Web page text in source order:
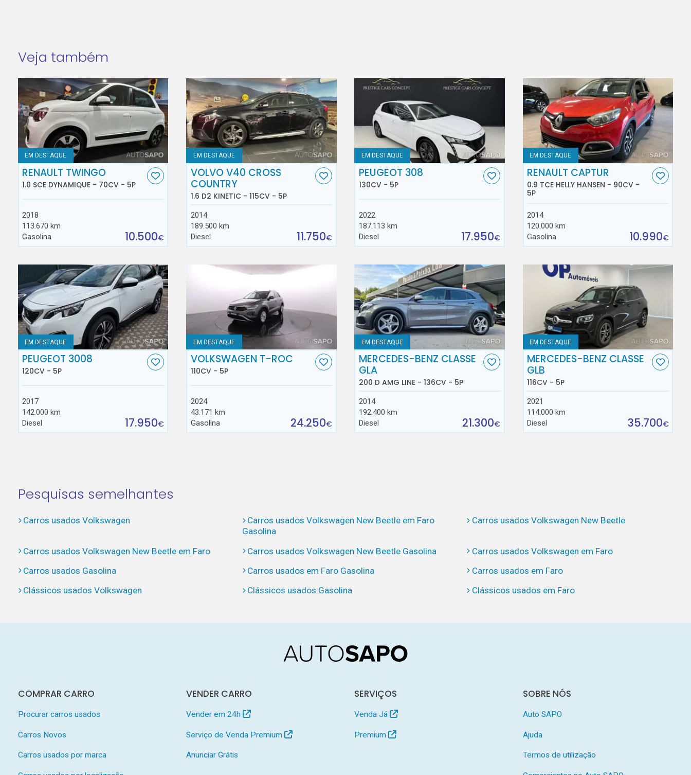
Veja também
EM DESTAQUE
RENAULT TWINGO
1.0 SCE DYNAMIQUE - 70CV - 5P
2018
113.670 km
Gasolina
10.500€
EM DESTAQUE
VOLVO V40 CROSS
COUNTRY
1.6 D2 KINETIC - 115CV - 5P
2014
189.500 km
Diesel
11.750€
EM DESTAQUE
PEUGEOT 308
130CV - 5P
2022
187.113 km
Diesel
17.950€
EM DESTAQUE
RENAULT CAPTUR
0.9 TCE HELLY HANSEN - 90CV -
5P
2014
120.000 km
Gasolina
10.990€
EM DESTAQUE
PEUGEOT 3008
120CV - 5P
2017
142.000 km
Diesel
17.950€
EM DESTAQUE
VOLKSWAGEN T-ROC
110CV - 5P
2024
43.171 km
Gasolina
24.250€
EM DESTAQUE
MERCEDES-BENZ CLASSE
GLA
200 D AMG LINE - 136CV - 5P
2014
192.400 km
Diesel
21.300€
EM DESTAQUE
MERCEDES-BENZ CLASSE
GLB
116CV - 5P
2021
114.000 km
Diesel
35.700€
Pesquisas semelhantes
Carros usados Volkswagen
Carros usados Volkswagen New Beetle em Faro
Gasolina
Carros usados Volkswagen New Beetle
Carros usados Volkswagen New Beetle em Faro Carros usados Volkswagen New Beetle Gasolina
Carros usados Volkswagen em Faro
Carros usados Gasolina
Carros usados em Faro Gasolina
Carros usados em Faro
Clássicos usados Volkswagen
Clássicos usados Gasolina Clássicos usados em Faro
COMPRAR CARRO
Procurar carros usados
Carros Novos
Carros usados por marca
VENDER CARRO
Vender em 24h
Serviço de Venda Premium
Anunciar Grátis
SERVIÇOS
Venda Já
Premium
SOBRE NÓS
Auto SAPO
Ajuda
Termos de utilização